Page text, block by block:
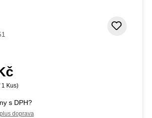
1 Kus)
s DPH?
doprava